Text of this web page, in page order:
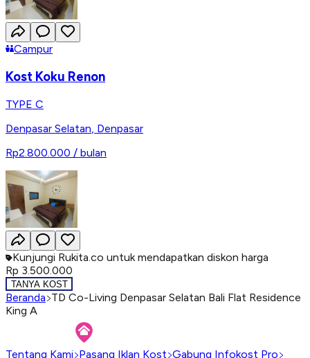
Campur
Kost Koku Renon
TYPE C
Denpasar Selatan Denpasar
Rp2.800.000 / bulan
Kunjungi Rukita.co untuk mendapatkan diskon harga
Rp 3.500.000
TANYA KOST
Beranda TD Co-Living Denpasar Selatan Bali Flat Residence
King A
Tentang Kami Pasang Iklan Kost Gabung Infokost Pro